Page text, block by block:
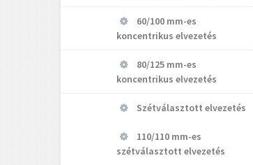
60/100 mm-es
koncentrikus elvezetés
80/125 mm-es
koncentrikus elvezetés
Szétválasztott elvezetés
110/110 mm-es
szétválasztott elvezetés